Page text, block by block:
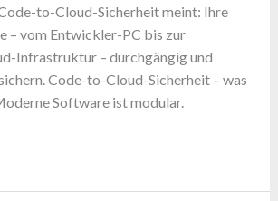
to-Cloud-Sicherheit meint: Ihre
– vom Entwickler-PC bis zur
Infrastruktur – durchgängig und
Code-to-Cloud-Sicherheit – was
Software ist modular.